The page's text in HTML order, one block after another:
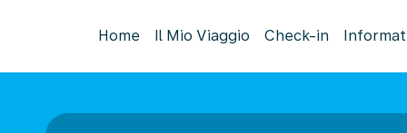
Home Il Mio Viaggio Check-in